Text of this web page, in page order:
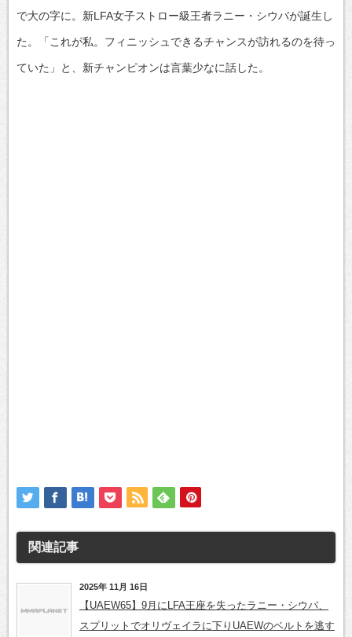
で大の字に。新LFA女子ストロー級王者ラニー・シウバが誕生し
た。「これが私。フィニッシュできるチャンスが訪れるのを待っ
ていた」と、新チャンピオンは言葉少なに話した。
関連記事
2025年 11月 16日
【UAEW65】9月にLFA王座を失ったラニー・シウバ、
スプリットでオリヴェイラに下りUAEWのベルトを逃す